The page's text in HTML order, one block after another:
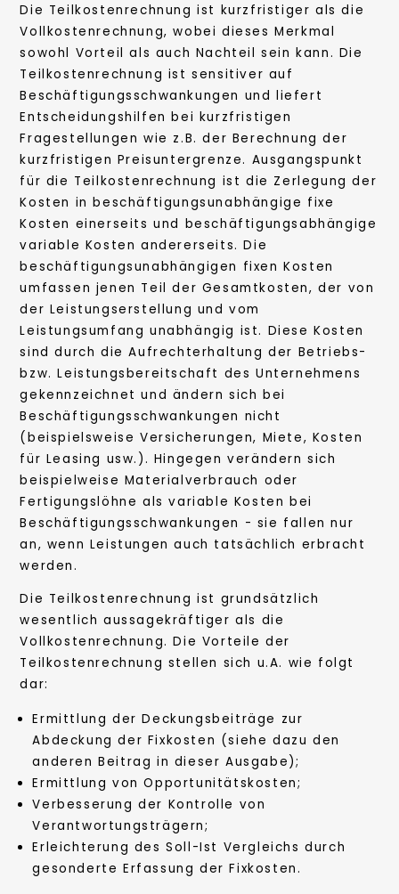
Die Teilkostenrechnung ist kurzfristiger als die
Vollkostenrechnung, wobei dieses Merkmal
sowohl Vorteil als auch Nachteil sein kann. Die
Teilkostenrechnung ist sensitiver auf
Beschäftigungsschwankungen und liefert
Entscheidungshilfen bei kurzfristigen
Fragestellungen wie z.B. der Berechnung der
kurzfristigen Preisuntergrenze. Ausgangspunkt
für die Teilkostenrechnung ist die Zerlegung der
Kosten in beschäftigungsunabhängige fixe
Kosten einerseits und beschäftigungsabhängige
variable Kosten andererseits. Die
beschäftigungsunabhängigen fixen Kosten
umfassen jenen Teil der Gesamtkosten, der von
der Leistungserstellung und vom
Leistungsumfang unabhängig ist. Diese Kosten
sind durch die Aufrechterhaltung der Betriebs-
bzw. Leistungsbereitschaft des Unternehmens
gekennzeichnet und ändern sich bei
Beschäftigungsschwankungen nicht
(beispielsweise Versicherungen, Miete, Kosten
für Leasing usw.). Hingegen verändern sich
beispielweise Materialverbrauch oder
Fertigungslöhne als variable Kosten bei
Beschäftigungsschwankungen - sie fallen nur
an, wenn Leistungen auch tatsächlich erbracht
werden.
Die Teilkostenrechnung ist grundsätzlich
wesentlich aussagekräftiger als die
Vollkostenrechnung. Die Vorteile der
Teilkostenrechnung stellen sich u.A. wie folgt
dar:
Ermittlung der Deckungsbeiträge zur
Abdeckung der Fixkosten (siehe dazu den
anderen Beitrag in dieser Ausgabe);
Ermittlung von Opportunitätskosten;
Verbesserung der Kontrolle von
Verantwortungsträgern;
Erleichterung des Soll-Ist Vergleichs durch
gesonderte Erfassung der Fixkosten.